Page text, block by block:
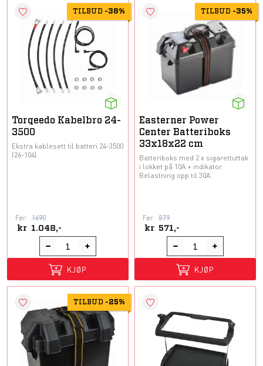
TILBUD -38%
Torqeedo Kabelbro 24-
3500
Ekstra kablesett til batteri 24-3500
(26-104).
Før: 1690
kr 1.048,-
KJØP
TILBUD -35%
Easterner Power
Center Batteriboks
33x18x22 cm
Batteriboks med 2 x sigarettuttak
i lokket på 10A + indikator.
Belastning opp til 30A.
Før: 879
kr 571,-
KJØP
TILBUD -25%